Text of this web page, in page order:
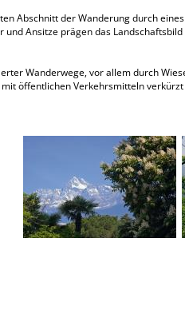
Abschnitt der Wanderung durch
Ansitze prägen das
Wanderwege, vor allem durch
öffentlichen Verkehrsmitteln